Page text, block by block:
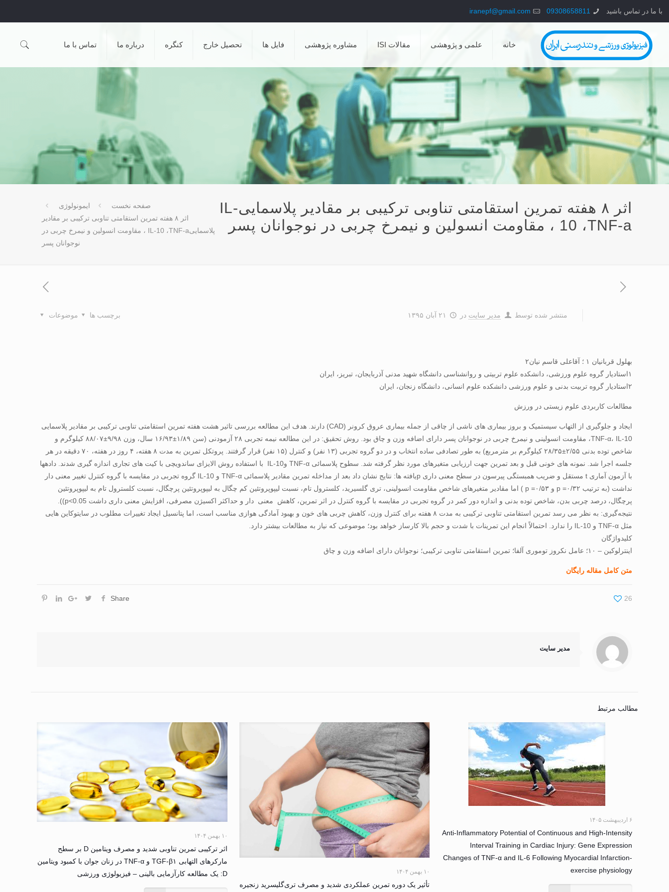
با ما در تماس باشید 09308658811
iranepf@gmail.com
خانه علمی و پژوهشی مقالات ISI مشاوره پژوهشی فایل ها تحصیل خارج کنگره درباره ما تماس با ما
اثر ۸ هفته تمرین استقامتی تناوبی ترکیبی بر مقادیر پلاسماییIL-
10 ،TNF-a ، مقاومت انسولین و نیمرخ چربی در نوجوانان پسر
صفحه نخست
ایمونولوژی
اثر ۸ هفته تمرین استقامتی تناوبی ترکیبی بر مقادیر
پلاسماییIL-10 ،TNF-a ، مقاومت انسولین و نیمرخ چربی در
نوجوانان پسر
منتشر شده توسط مدیر سایت در ۲۱ آبان ۱۳۹۵ موضوعات برچسب ها
بهلول قربانیان ۱ ؛ آقاعلی قاسم نیان۲
۱استادیار گروه علوم ورزشی، دانشکده علوم تربیتی و روانشناسی دانشگاه شهید مدنی آذربایجان، تبریز، ایران
۲استادیار گروه تربیت بدنی و علوم ورزشی دانشکده علوم انسانی، دانشگاه زنجان، ایران
مطالعات کاربردی علوم زیستی در ورزش
ایجاد و جلوگیری از التهاب سیستمیک و بروز بیماری های ناشی از چاقی از جمله بیماری عروق کرونر (CAD) دارند. هدف این مطالعه بررسی تاثیر هشت هفته تمرین استقامتی تناوبی ترکیبی بر مقادیر پلاسمایی
TNF-α، IL-10، مقاومت انسولینی و نیمرخ چربی در نوجوانان پسر دارای اضافه وزن و چاق بود. روش تحقیق: در این مطالعه نیمه تجربی ۲۸ آزمودنی (سن ۱/۸۹±۱۶/۹۳ سال، وزن ۹/۹۸±۸۸/۰۷ کیلوگرم و
شاخص توده بدنی ۲/۵۵±۲۸/۳۵ کیلوگرم بر مترمربع) به طور تصادفی ساده انتخاب و در دو گروه تجربی (۱۳ نفر) و کنترل (۱۵ نفر) قرار گرفتند. پروتکل تمرین به مدت ۸ هفته، ۴ روز در هفته، ۷۰ دقیقه در هر
جلسه اجرا شد. نمونه های خونی قبل و بعد تمرین جهت ارزیابی متغیرهای مورد نظر گرفته شد. سطوح پلاسمائی TNF-α وIL-10 با استفاده روش الایزای ساندویچی با کیت های تجاری اندازه گیری شدند. داده­ها
با آزمون آماری t مستقل و ضریب همبستگی پیرسون در سطح معنی داری pیافته ها: نتایج نشان داد بعد از مداخله تمرین مقادیر پلاسمائی TNF-α و IL-10 گروه تجربی در مقایسه با گروه کنترل تغییر معنی دار
نداشت (به ترتیب ۰/۳۲= p و ۰/۵۳= p ) اما مقادیر متغیرهای شاخص مقاومت انسولینی، تری گلسیرید، کلسترول تام، نسبت لیپوپروتئین کم چگال به لیپوپروتئین پرچگال، نسبت کلسترول تام به لیپوپروتئین
پرچگال، درصد چربی بدن، شاخص توده بدنی و اندازه دور کمر در گروه تجربی در مقایسه با گروه کنترل در اثر تمرین، کاهش معنی دار و حداکثر اکسیژن مصرفی، افزایش معنی داری داشت p<0.05)).
نتیجه‌گیری: به نظر می رسد تمرین استقامتی تناوبی ترکیبی به مدت ۸ هفته برای کنترل وزن، کاهش چربی های خون و بهبود آمادگی هوازی مناسب است، اما پتانسیل ایجاد تغییرات مطلوب در سایتوکاین هایی
مثل TNF-α و IL-10 را ندارد. احتمالاً انجام این تمرینات با شدت و حجم بالا کارساز خواهد بود؛ موضوعی که نیاز به مطالعات بیشتر دارد.
کلیدواژگان
اینترلوکین – ۱۰؛ عامل نکروز توموری آلفا؛ تمرین استقامتی تناوبی ترکیبی؛ نوجوانان دارای اضافه وزن و چاق
متن کامل مقاله رایگان
Share 26
مدیر سایت
مطالب مرتبط
۶ اردیبهشت ۱۴۰۵
Anti-Inflammatory Potential of Continuous and High-Intensity
Interval Training in Cardiac Injury: Gene Expression
Changes of TNF-α and IL-6 Following Myocardial Infarction-
exercise physiology
۱۰ بهمن ۱۴۰۴
تأثیر یک دوره تمرین عملکردی شدید و مصرف تری‌گلیسرید زنجیره
۱۰ بهمن ۱۴۰۴
اثر ترکیبی تمرین تناوبی شدید و مصرف ویتامین D بر سطح
مارکرهای التهابی TGF-β۱ و TNF-α در زنان جوان با کمبود ویتامین
D: یک مطالعه کارآزمایی بالینی – فیزیولوژی ورزشی